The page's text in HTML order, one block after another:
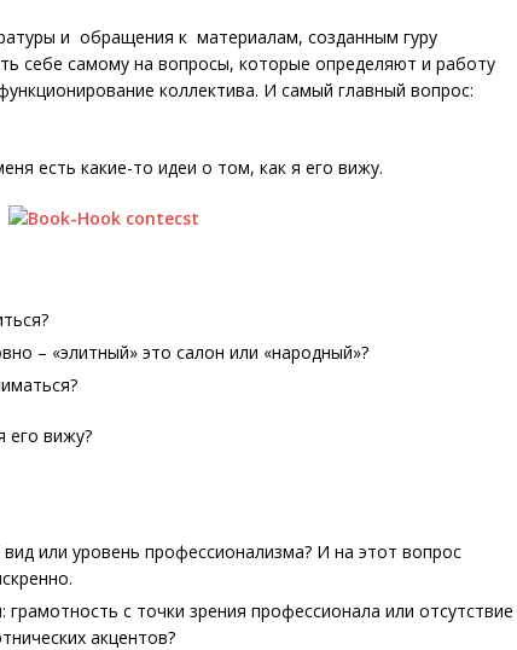
и обращения к материалам, созданным гуру
себе самому на вопросы, которые определяют и работу
коллектива. И самый главный вопрос:
есть какие-то идеи о том, как я его вижу.
– «элитный» это салон или «народный»?
его вижу?
или уровень профессионализма? И на этот вопрос
с точки зрения профессионала или отсутствие
акцентов?